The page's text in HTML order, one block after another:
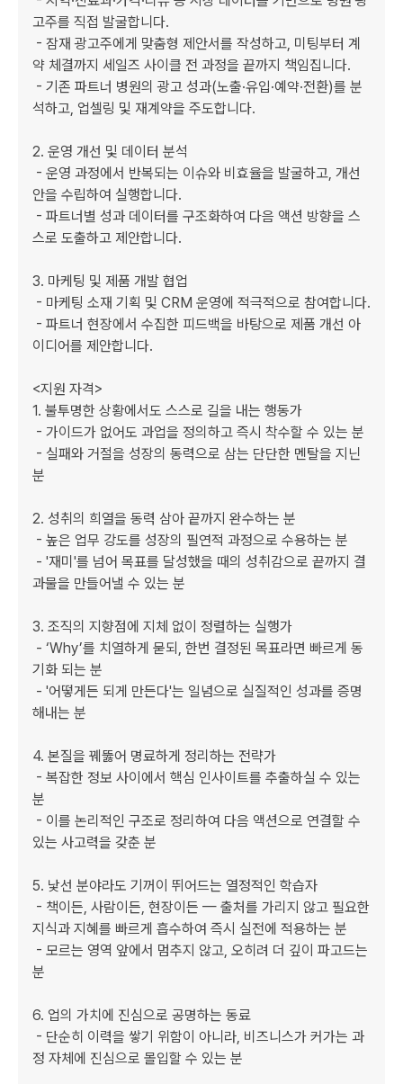
고주를 직접 발굴합니다.
약 체결까지 세일즈 사이클 전 과정을 끝까지 책임집니다.
석하고, 업셀링 및 재계약을 주도합니다.
2. 운영 개선 및 데이터 분석
안을 수립하여 실행합니다.
스로 도출하고 제안합니다.
3. 마케팅 및 제품 개발 협업
이디어를 제안합니다.
<지원 자격>
1. 불투명한 상황에서도 스스로 길을 내는 행동가
분
2. 성취의 희열을 동력 삼아 끝까지 완수하는 분
과물을 만들어낼 수 있는 분
3. 조직의 지향점에 지체 없이 정렬하는 실행가
기화 되는 분
해내는 분
4. 본질을 꿰뚫어 명료하게 정리하는 전략가
분
있는 사고력을 갖춘 분
5. 낯선 분야라도 기꺼이 뛰어드는 열정적인 학습자
지식과 지혜를 빠르게 흡수하여 즉시 실전에 적용하는 분
분
6. 업의 가치에 진심으로 공명하는 동료
정 자체에 진심으로 몰입할 수 있는 분